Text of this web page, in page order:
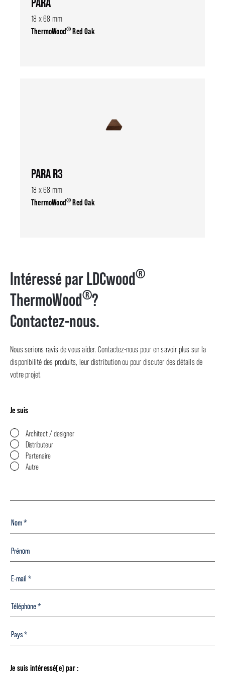
18 x 68 mm
ThermoWood®Red Oak
PARA R3
18 x 68 mm
ThermoWood®Red Oak
Intéressé par LDCwood®
ThermoWood®?
Contactez-nous.
Nous serions ravis de vous aider. Contactez-nous pour en savoir plus sur la
disponibilité des produits, leur distribution ou pour discuter des détails de
votre projet.
Je suis
Architect / designer
Distributeur
Partenaire
Autre
Je suis intéressé(e) par :